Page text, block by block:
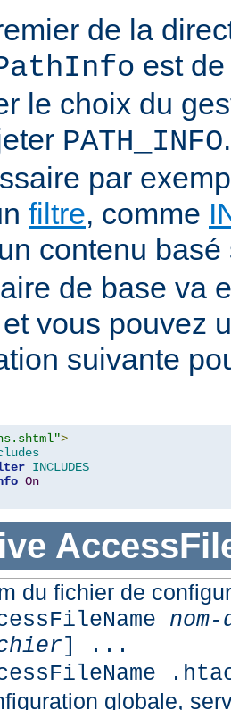
de la
est
le choix du
PATH_INFO
par
filtre, comme
contenu
de base va
vous pouvez
suivante
>
INCLUDES
On
du fichier de
] ...
globale,